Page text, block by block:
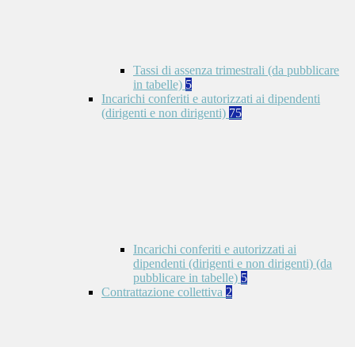
Tassi di assenza trimestrali (da pubblicare
in tabelle) 5
Incarichi conferiti e autorizzati ai dipendenti
(dirigenti e non dirigenti) 75
Incarichi conferiti e autorizzati ai
dipendenti (dirigenti e non dirigenti) (da
pubblicare in tabelle) 5
Contrattazione collettiva 2